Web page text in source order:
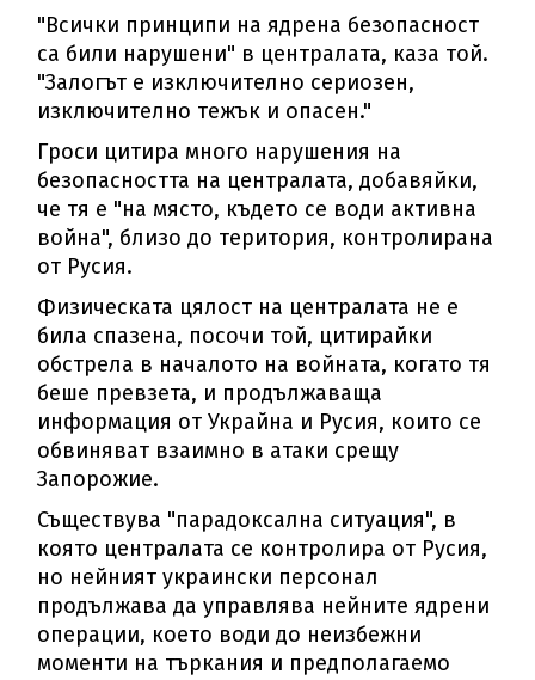
"Всички принципи на ядрена безопасност
са били нарушени" в централата, каза той.
"Залогът е изключително сериозен,
изключително тежък и опасен."
Гроси цитира много нарушения на
безопасността на централата, добавяйки,
че тя е "на място, където се води активна
война", близо до територия, контролирана
от Русия.
Физическата цялост на централата не е
била спазена, посочи той, цитирайки
обстрела в началото на войната, когато тя
беше превзета, и продължаваща
информация от Украйна и Русия, които се
обвиняват взаимно в атаки срещу
Запорожие.
Съществува "парадоксална ситуация", в
която централата се контролира от Русия,
но нейният украински персонал
продължава да управлява нейните ядрени
операции, което води до неизбежни
моменти на търкания и предполагаемо